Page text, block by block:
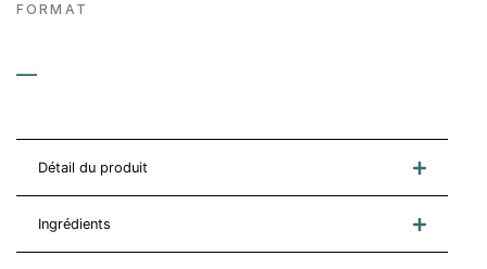
FORMAT
—
Détail du produit
Ingrédients